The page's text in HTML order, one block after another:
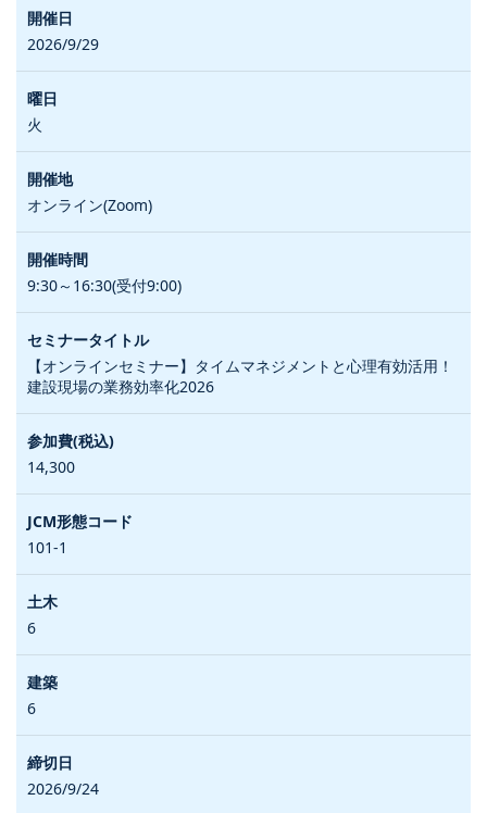
2026/9/29
火
オンライン(Zoom)
9:30～16:30(受付9:00)
【オンラインセミナー】タイムマネジメントと心理有効活用！
建設現場の業務効率化2026
14,300
101-1
6
6
2026/9/24